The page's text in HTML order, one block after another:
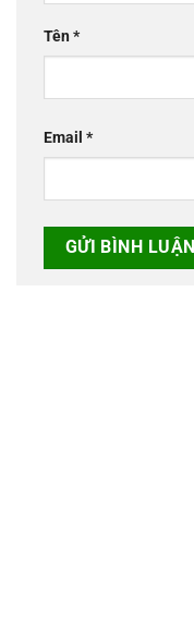
Tên*
Email *